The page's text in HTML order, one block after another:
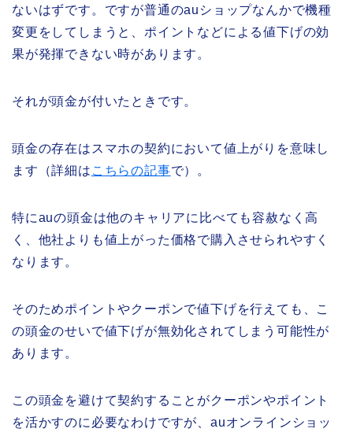
ないはずです。ですが普通のauショップなんかで機種
変更をしてしまうと、ポイントなどによる値下げの効
果が発揮できない時があります。
それが頭金が付いたときです。
頭金の存在はスマホの契約において値上がりを意味し
ます（詳細は こちらの記事で）。
特にauの頭金は他のキャリアに比べても容赦なく高
く、他社よりも値上がった価格で購入させられやすく
なります。
そのためポイントやクーポンで値下げを行えても、こ
の頭金のせいで値下げが無効化されてしまう可能性が
あります。
この頭金を避けて契約することがクーポンやポイント
を活かすのに必要なわけですが、auオンラインショッ